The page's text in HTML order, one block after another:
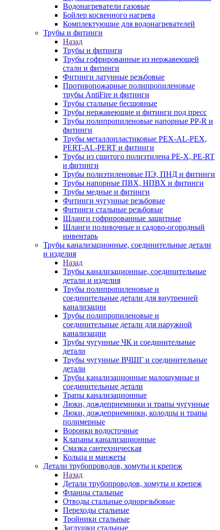
Водонагреватели газовые
Бойлер косвенного нагрева
Комплектующие для водонагревателей
Трубы и фитинги
Назад
Трубы и фитинги
Трубы гофрированные из нержавеющей
стали и фитинги
Фитинги латунные резьбовые
Противопожарные полипропиленовые
трубы AntiFire и фитинги
Трубы стальные бесшовные
Трубы нержавеющие и фитинги под пресс
Трубы полипропиленовые напорные PP-R и
фитинги
Трубы металлопластиковые PEX-AL-PEX,
PERT-AL-PERT и фитинги
Трубы из сшитого полиэтилена PE-X, PE-RT
и фитинги
Трубы полиэтиленовые ПЭ, ПНД и фитинги
Трубы напорные ПВХ, НПВХ и фитинги
Трубы медные и фитинги
Фитинги чугунные резьбовые
Фитинги стальные резьбовые
Шланги гофрированные защитные
Шланги поливочные и садово-огородный
инвентарь
Трубы канализационные, соединительные детали
и изделия
Назад
Трубы канализационные, соединительные
детали и изделия
Трубы полипропиленовые и
соединительные детали для внутренней
канализации
Трубы полипропиленовые и
соединительные детали для наружной
канализации
Трубы чугунные ЧК и соединительные
детали
Трубы чугунные ВЧШГ и соединительные
детали
Трубы канализационные малошумные и
соединительные детали
Трапы канализационные
Люки, дождеприемники и трапы чугунные
Люки, дождеприемники, колодцы и трапы
полимерные
Воронки водосточные
Клапаны канализационные
Смазка сантехническая
Кольца и манжеты
Детали трубопроводов, хомуты и крепеж
Назад
Детали трубопроводов, хомуты и крепеж
Фланцы стальные
Отводы стальные однорезьбовые
Переходы стальные
Тройники стальные
Заглушки стальные